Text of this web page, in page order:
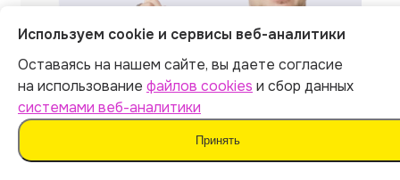
Отзывы на независимых
Используем cookie и сервисы веб-аналитики
Оставаясь на нашем сайте, вы даете согласие
на использование файлов cookies и сбор данных
системами веб-аналитики
Принять